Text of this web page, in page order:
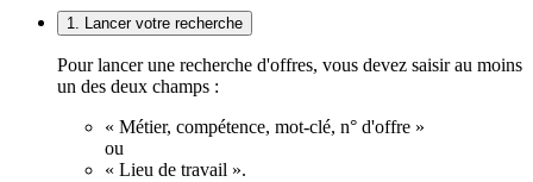
1. Lancer votre recherche
Pour lancer une recherche d'offres, vous devez saisir au moins
un des deux champs :
« Métier, compétence, mot-clé, n° d'offre »
ou
« Lieu de travail ».